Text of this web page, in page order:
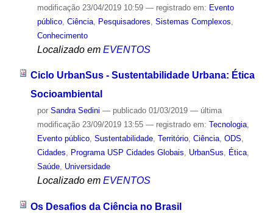
modificação23/04/2019 10:59 — registrado em: Evento
público, Ciência, Pesquisadores Sistemas Complexos
Conhecimento
Localizado em EVENTOS
Ciclo UrbanSus - Sustentabilidade Urbana: Ética
Socioambiental
por Sandra Sedini — publicado01/03/2019 — última
modificação23/09/2019 13:55 — registrado em: Tecnologia,
Evento público, Sustentabilidade, Território, Ciência, ODS,
Cidades, Programa USP Cidades Globais, UrbanSus, Ética,
Saúde, Universidade
Localizado em EVENTOS
Os Desafios da Ciência no Brasil